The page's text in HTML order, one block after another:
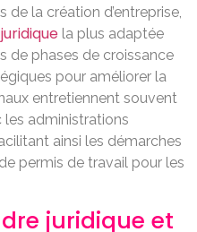
la création d’entreprise,
la plus adaptée
de phases de croissance
pour améliorer la
entretiennent souvent
les administrations
ainsi les démarches
permis de travail pour les
juridique et